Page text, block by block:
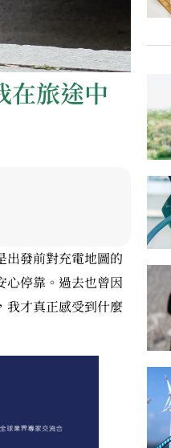
在旅途中
出發前對充電地圖的
心停靠。過去也曾因
我才真正感受到什麼